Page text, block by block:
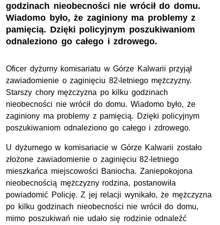
godzinach nieobecności nie wrócił do domu.
Wiadomo było, że zaginiony ma problemy z
pamięcią. Dzięki policyjnym poszukiwaniom
odnaleziono go całego i zdrowego.
Oficer dyżurny komisariatu w Górze Kalwarii przyjął
zawiadomienie o zaginięciu 82-letniego mężczyzny.
Starszy chory mężczyzna po kilku godzinach
nieobecności nie wrócił do domu. Wiadomo było, że
zaginiony ma problemy z pamięcią. Dzięki policyjnym
poszukiwaniom odnaleziono go całego i zdrowego.
U dyżurnego w komisariacie w Górze Kalwarii zostało
złożone zawiadomienie o zaginięciu 82-letniego
mieszkańca miejscowości Baniocha. Zaniepokojona
nieobecnością mężczyzny rodzina, postanowiła
powiadomić Policję. Z jej relacji wynikało, że mężczyzna
po kilku godzinach nieobecności nie wrócił do domu,
mimo poszukiwań nie udało się rodzinie odnaleźć